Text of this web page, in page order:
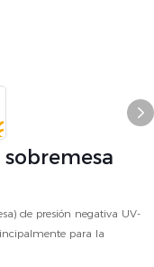
de presión negativa UV-
para la